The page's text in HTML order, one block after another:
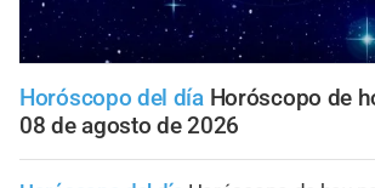
Horóscopo del día Horóscopo de
08 de agosto de 2026